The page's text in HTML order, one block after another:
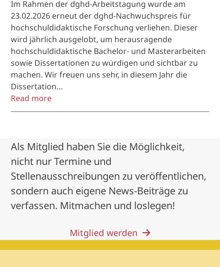
Im Rahmen der dghd-Arbeitstagung wurde am
23.02.2026 erneut der dghd-Nachwuchspreis für
hochschuldidaktische Forschung verliehen. Dieser
wird jährlich ausgelobt, um herausragende
hochschuldidaktische Bachelor- und Masterarbeiten
sowie Dissertationen zu würdigen und sichtbar zu
machen. Wir freuen uns sehr, in diesem Jahr die
Dissertation…
Read more
Als Mitglied haben Sie die Möglichkeit,
nicht nur Termine und
Stellenausschreibungen zu veröffentlichen,
sondern auch eigene News-Beiträge zu
verfassen. Mitmachen und loslegen!
Mitglied werden